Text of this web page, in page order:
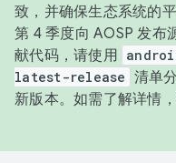
致，并确保生态系统的
第 4 季度向 AOSP 发布
献代码，请使用
latest-release 清单
新版本。如需了解详情